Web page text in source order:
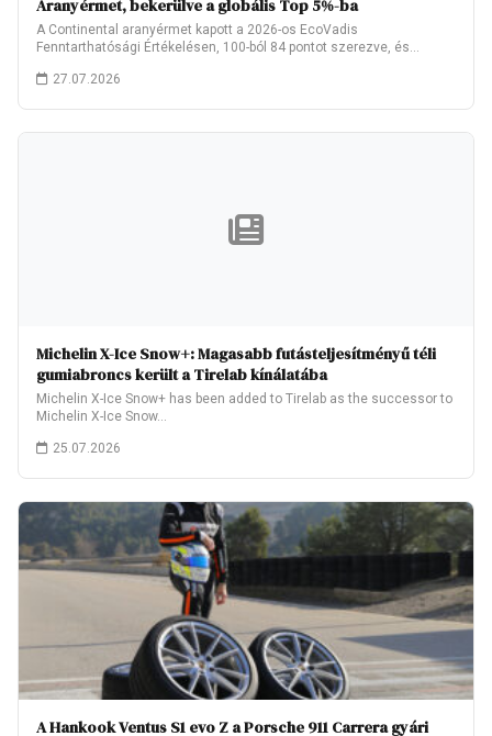
Aranyérmet, bekerülve a globális Top 5%-ba
A Continental aranyérmet kapott a 2026-os EcoVadis
Fenntarthatósági Értékelésen, 100-ból 84 pontot szerezve, és
27.07.2026
Michelin X-Ice Snow+: Magasabb futásteljesítményű téli
gumiabroncs került a Tirelab kínálatába
Michelin X-Ice Snow+ has been added to Tirelab as the successor to
Michelin X-Ice Snow…
25.07.2026
A Hankook Ventus S1 evo Z a Porsche 911 Carrera gyári